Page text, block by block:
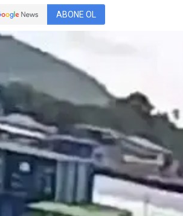
ABONE OL